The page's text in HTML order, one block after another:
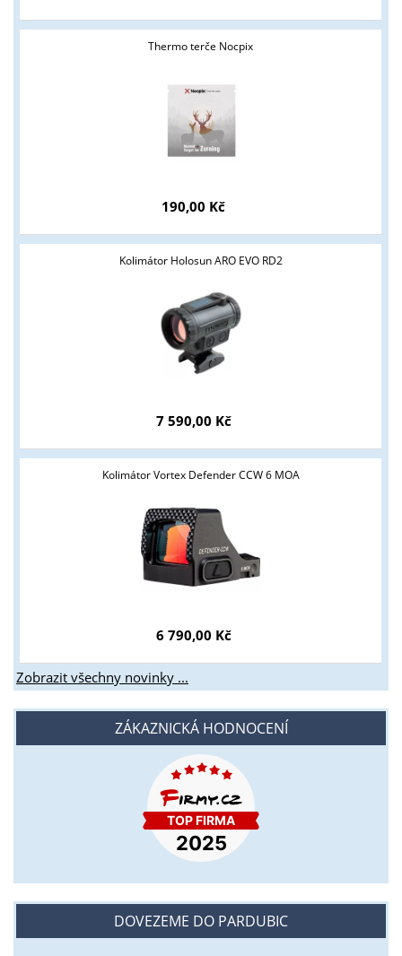
Thermo terče Nocpix
190,00 Kč
Kolimátor Holosun ARO EVO RD2
7 590,00 Kč
Kolimátor Vortex Defender CCW 6 MOA
6 790,00 Kč
Zobrazit všechny novinky ...
ZÁKAZNICKÁ HODNOCENÍ
DOVEZEME DO PARDUBIC